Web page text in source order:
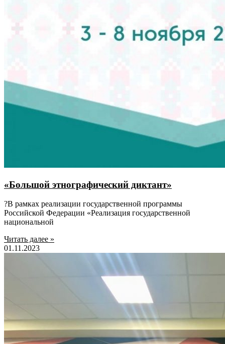
«Большой этнографический диктант»
?В рамках реализации государственной программы
Российской Федерации «Реализация государственной
национальной
Читать далее »
01.11.2023